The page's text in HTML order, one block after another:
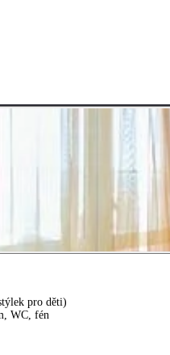
pro děti)
WC, fén